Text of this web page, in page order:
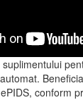
conform